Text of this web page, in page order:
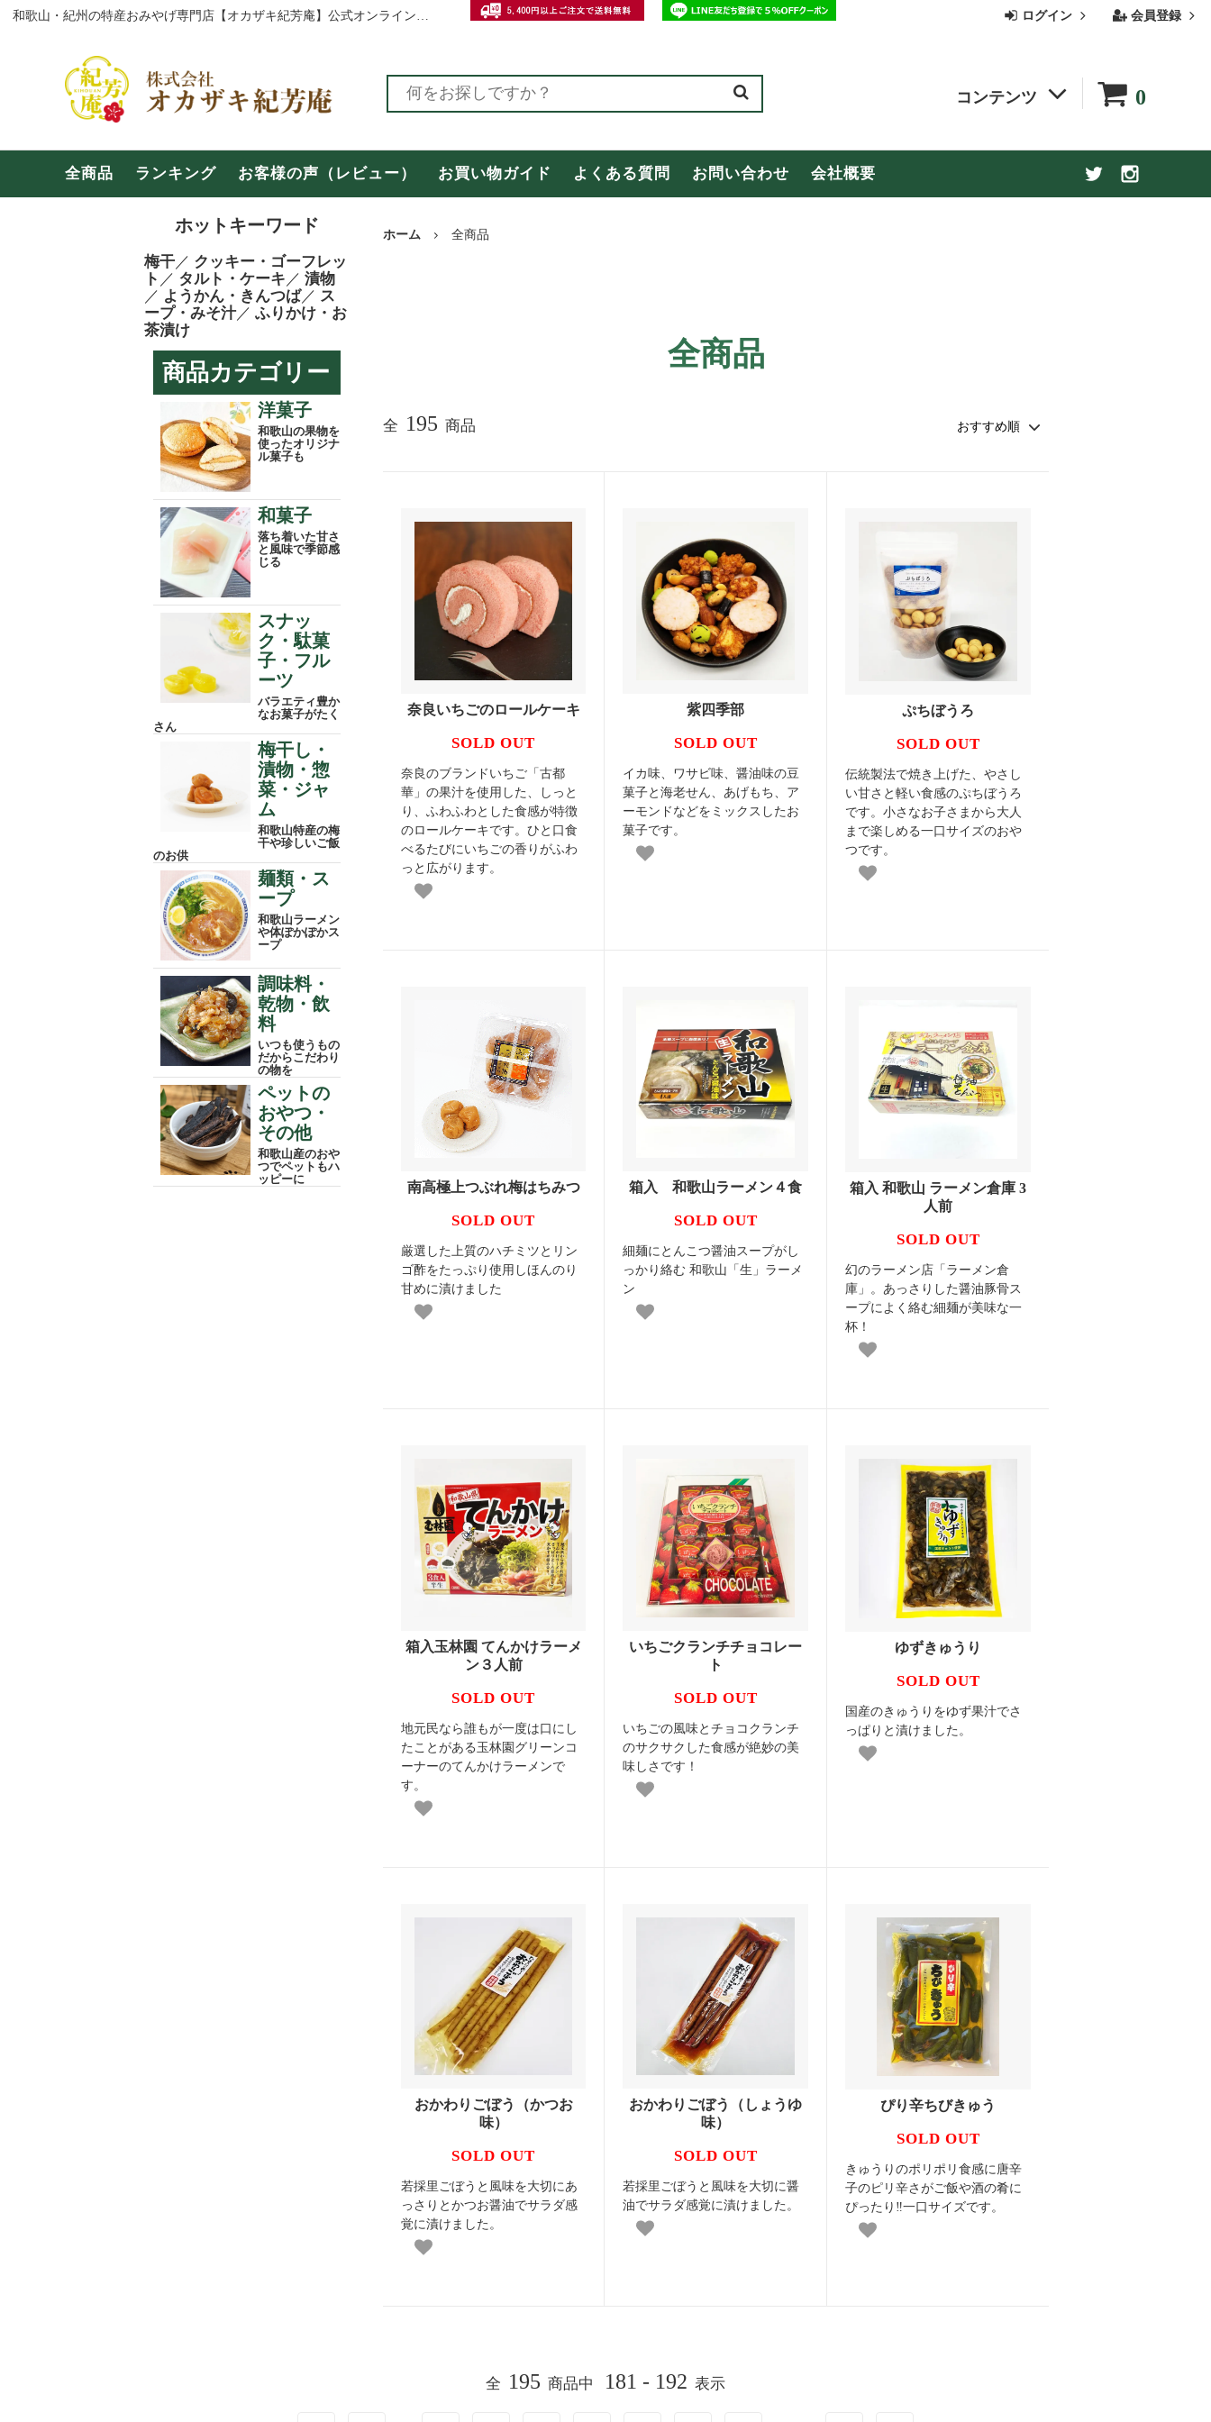
会員登録
ログイン
和歌山・紀州の特産おみやげ専門店【オカザキ紀芳庵】公式オンラインショップ
0
コンテンツ
和歌山の商品 奈良の商品 お客様の声（レビュー） お買い物ガイド
お問い合わせ
【年末年始・冬期休暇のご案内】
全商品 ランキング お客様の声（レビュー） お買い物ガイド よくある質問 お問い合わせ 会社概要
ホットキーワード
梅干／ クッキー・ゴーフレッ
ト ／ タルト・ケーキ ／ 漬物
／ ようかん・きんつば／ ス
ープ・みそ汁／ ふりかけ・お
茶漬け
商品カテゴリー
洋菓子
和歌山の果物を
使ったオリジナ
ル菓子も
和菓子
落ち着いた甘さ
と風味で季節感
じる
スナッ
ク・駄菓
子・フル
ーツ
バラエティ豊か
なお菓子がたく
さん
梅干し・
漬物・惣
菜・ジャ
ム
和歌山特産の梅
干や珍しいご飯
のお供
麺類・ス
ープ
和歌山ラーメン
や体ぽかぽかス
ープ
調味料・
乾物・飲
料
いつも使うもの
だからこだわり
の物を
ペットの
おやつ・
その他
和歌山産のおや
つでペットもハ
ッピーに
ホーム 全商品
全商品
全 195 商品
奈良いちごのロールケーキ
SOLD OUT
奈良のブランドいちご「古都
華」の果汁を使用した、しっと
り、ふわふわとした食感が特徴
のロールケーキです。ひと口食
べるたびにいちごの香りがふわ
っと広がります。
紫四季部
SOLD OUT
イカ味、ワサビ味、醤油味の豆
菓子と海老せん、あげもち、ア
ーモンドなどをミックスしたお
菓子です。
ぷちぼうろ
SOLD OUT
伝統製法で焼き上げた、やさし
い甘さと軽い食感のぷちぼうろ
です。小さなお子さまから大人
まで楽しめる一口サイズのおや
つです。
南高極上つぶれ梅はちみつ
SOLD OUT
厳選した上質のハチミツとリン
ゴ酢をたっぷり使用しほんのり
甘めに漬けました
箱入 和歌山ラーメン４食
SOLD OUT
細麺にとんこつ醤油スープがし
っかり絡む 和歌山「生」ラーメ
ン
箱入 和歌山 ラーメン倉庫 3
人前
SOLD OUT
幻のラーメン店「ラーメン倉
庫」。あっさりした醤油豚骨ス
ープによく絡む細麺が美味な一
杯！
箱入玉林園 てんかけラーメ
ン３人前
SOLD OUT
地元民なら誰もが一度は口にし
たことがある玉林園グリーンコ
ーナーのてんかけラーメンで
す。
いちごクランチチョコレー
ト
SOLD OUT
いちごの風味とチョコクランチ
のサクサクした食感が絶妙の美
味しさです！
ゆずきゅうり
SOLD OUT
国産のきゅうりをゆず果汁でさ
っぱりと漬けました。
おかわりごぼう（かつお
味）
SOLD OUT
若採里ごぼうと風味を大切にあ
っさりとかつお醤油でサラダ感
覚に漬けました。
おかわりごぼう（しょうゆ
味）
SOLD OUT
若採里ごぼうと風味を大切に醤
油でサラダ感覚に漬けました。
ぴり辛ちびきゅう
SOLD OUT
きゅうりのポリポリ食感に唐辛
子のピリ辛さがご飯や酒の肴に
ぴったり‼一口サイズです。
全 195 商品中 181 - 192 表示